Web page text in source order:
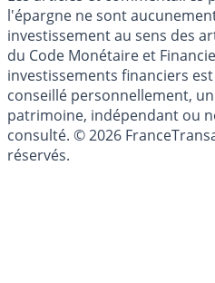
Les articles et commentaires
l'épargne ne sont
investissement au sens des
du Code Monétaire et
investissements financiers
conseillé personnellement,
patrimoine, indépendant ou
consulté. © 2026